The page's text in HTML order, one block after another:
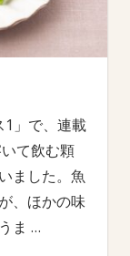
1」で、連載
て飲む顆
ました。魚
、ほかの味
ま …